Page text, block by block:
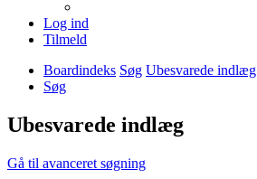
Log ind
Tilmeld
Boardindeks Søg Ubesvarede indlæg
Søg
Ubesvarede indlæg
Gå til avanceret søgning